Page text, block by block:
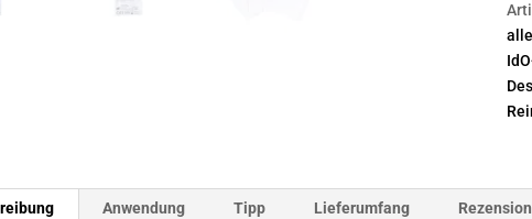
Anwendung Tipp Lieferumfang